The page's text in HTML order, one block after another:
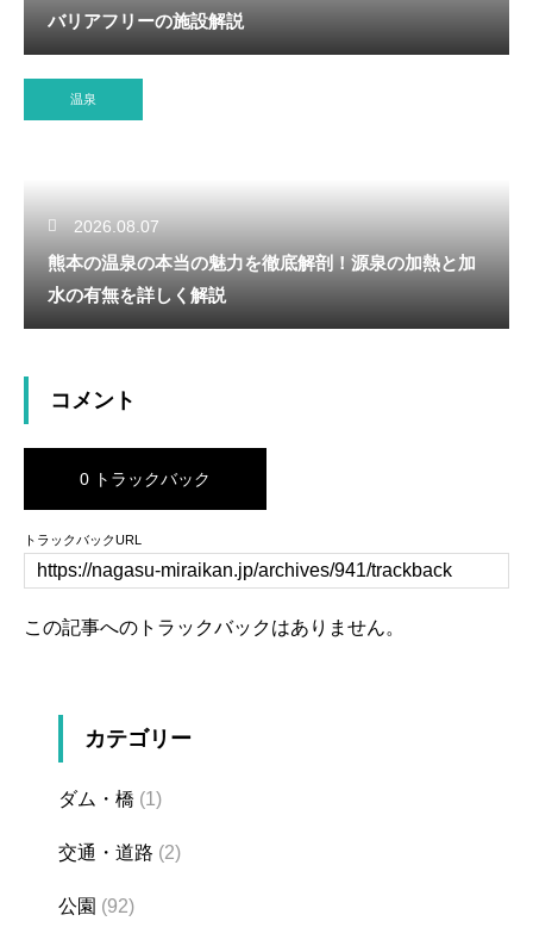
バリアフリーの施設解説
温泉
2026.08.07
熊本の温泉の本当の魅力を徹底解剖！源泉の加熱と加
水の有無を詳しく解説
コメント
0 トラックバック
トラックバックURL
この記事へのトラックバックはありません。
カテゴリー
ダム・橋 (1)
交通・道路 (2)
公園 (92)